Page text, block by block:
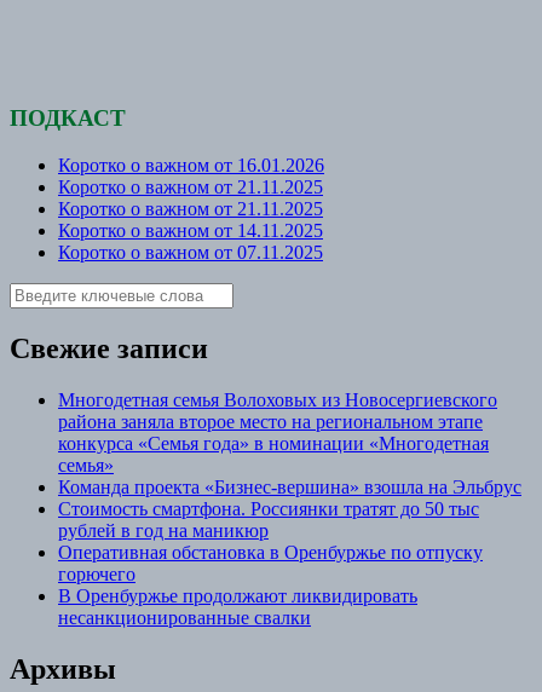
ПОДКАСТ
Коротко о важном от 16.01.2026
Коротко о важном от 21.11.2025
Коротко о важном от 21.11.2025
Коротко о важном от 14.11.2025
Коротко о важном от 07.11.2025
Свежие записи
Многодетная семья Волоховых из Новосергиевского
района заняла второе место на региональном этапе
конкурса «Семья года» в номинации «Многодетная
семья»
Команда проекта «Бизнес‑вершина» взошла на Эльбрус
Стоимость смартфона. Россиянки тратят до 50 тыс
рублей в год на маникюр
Оперативная обстановка в Оренбуржье по отпуску
горючего
В Оренбуржье продолжают ликвидировать
несанкционированные свалки
Архивы